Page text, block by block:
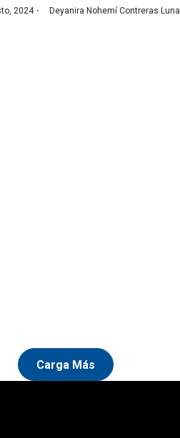
2024· Deyanira Nohemí Contreras Luna
Carga Más